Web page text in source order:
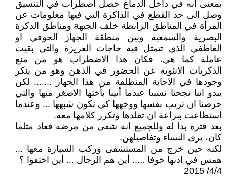
بمعنى انه في داخل الدماغ حصل اضطراب في التنسيق
وصل الى حد القطع في الذاكرة التي فيها معلومات عن
المرأة في المناطق الرابطة خلف الجبهة ومناطق الذكرة
البصرية والسمعية وبين منطقة الجهاز الحوفي او
العاطفي الذي تتمثل فيه حاجات الغريزة والتي بقيت
عاملة كما هي. فكان هذا الاضطراب هو من منع
الذكريات الانثوية عن الحضور في الذهن وهو من ينكر
وجودها في الاجابة المنطلقة من هذا الجهاز ....... لكن
يبدو اننا نجحنا نسبيا عندما أتينا بأختها الاصغر منها والتي
حرصنا ان ترتب نفسها ووجهها كي تكون شبهها ... وعندما
استطاعت ببراعة ان تقلدها وتكرر كلامها معه.
بعد فترة بدا له وللجميع انه شفي من مرضه فعاد مثلما
كان، يرى النساء وتفاصيلهن.
لكنه حين خرج من المستشفى وركب السيارة معها ...
همس في اذنها خوفا ..... أين هم الرجال ... أين اختفوا ؟
4/4/ 2015